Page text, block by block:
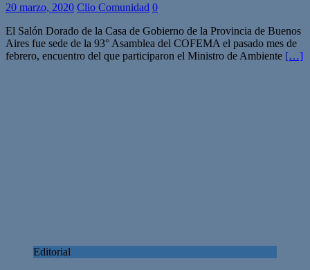
20 marzo, 2020 Clio Comunidad 0
El Salón Dorado de la Casa de Gobierno de la Provincia de Buenos
Aires fue sede de la 93° Asamblea del COFEMA el pasado mes de
febrero, encuentro del que participaron el Ministro de Ambiente […]
Editorial